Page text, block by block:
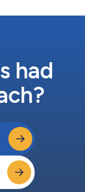
トデータに基づい
提供するために
、マイクロバイ
してMAP315の
had